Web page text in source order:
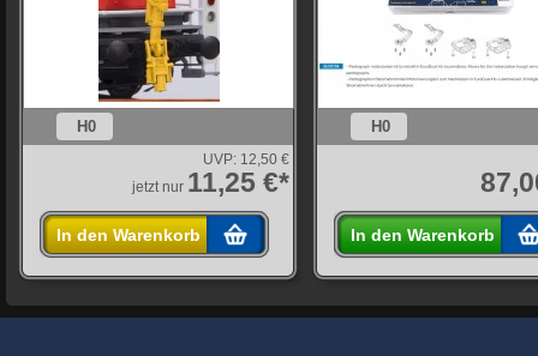
H0
UVP: 12,50 €
jetzt nur 11,25 €*
In den Warenkorb
H0
In den Warenkorb